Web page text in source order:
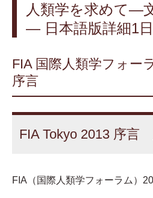
人類学を求めて—
— 日本語版詳細1日
FIA 国際人類学フォー
序言
FIA Tokyo 2013 序言
FIA（国際人類学フォーラム）